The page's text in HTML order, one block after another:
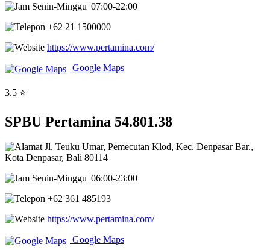
Senin-Minggu |07:00-22:00
+62 21 1500000
https://www.pertamina.com/
Google Maps
3.5 ⭐
SPBU Pertamina 54.801.38
Jl. Teuku Umar, Pemecutan Klod, Kec. Denpasar Bar.,
Kota Denpasar, Bali 80114
Senin-Minggu |06:00-23:00
+62 361 485193
https://www.pertamina.com/
Google Maps